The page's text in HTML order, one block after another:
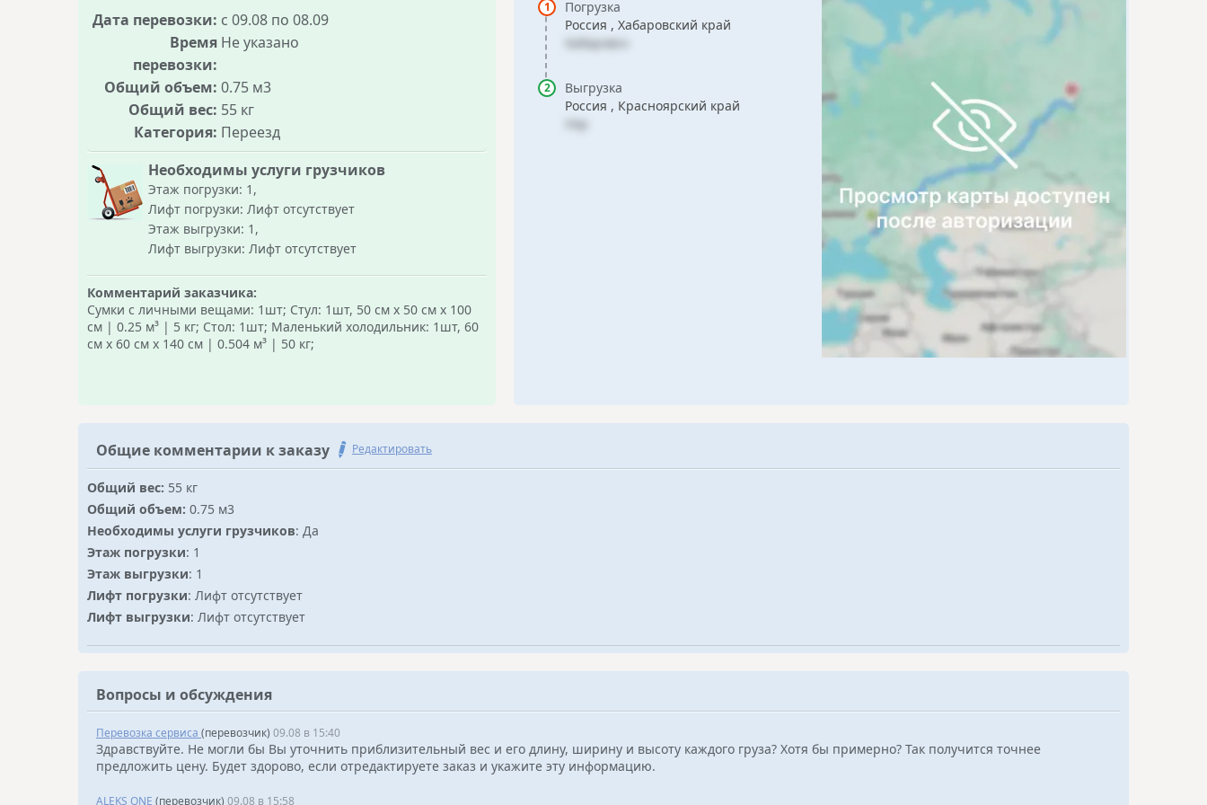
Дата перевозки: с 09.08 по 08.09
Время
перевозки:
Не указано
Общий объем: 0.75 м3
Общий вес: 55 кг
Категория: Переезд
Необходимы услуги грузчиков
Этаж погрузки: 1,
Лифт погрузки: Лифт отсутствует
Этаж выгрузки: 1,
Лифт выгрузки: Лифт отсутствует
Комментарий заказчика:
Сумки с личными вещами: 1шт; Стул: 1шт, 50 см х 50 см х 100
см | 0.25 м³ | 5 кг; Стол: 1шт; Маленький холодильник: 1шт, 60
см х 60 см х 140 см | 0.504 м³ | 50 кг;
Погрузка
Россия , Хабаровский край
Хабаровск
Выгрузка
Россия , Красноярский край
Уяр
Общие комментарии к заказу Редактировать
Общий вес: 55 кг
Общий объем: 0.75 м3
Необходимы услуги грузчиков: Да
Этаж погрузки: 1
Этаж выгрузки: 1
Лифт погрузки: Лифт отсутствует
Лифт выгрузки: Лифт отсутствует
Вопросы и обсуждения
Перевозка сервиса (перевозчик) 09.08 в 15:40
Здравствуйте. Не могли бы Вы уточнить приблизительный вес и его длину, ширину и высоту каждого груза? Хотя бы примерно? Так получится точнее
предложить цену. Будет здорово, если отредактируете заказ и укажите эту информацию.
ALEKS ONE (перевозчик) 09.08 в 15:58